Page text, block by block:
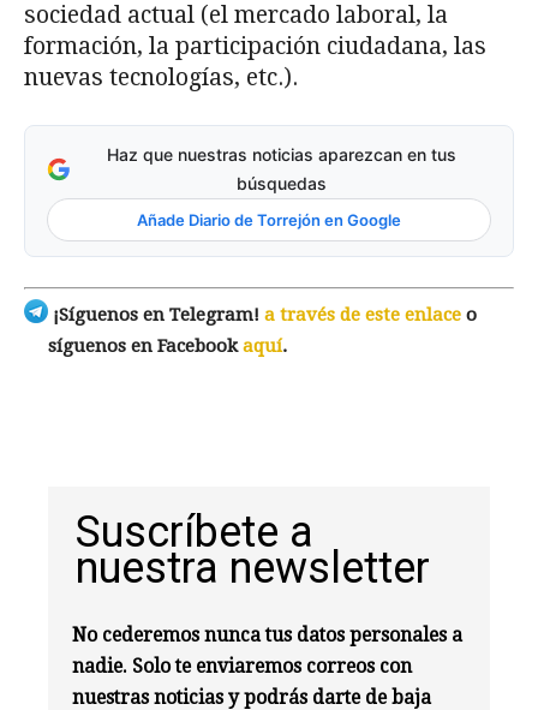
sociedad actual (el mercado laboral, la
formación, la participación ciudadana, las
nuevas tecnologías, etc.).
Haz que nuestras noticias aparezcan en tus
búsquedas
Añade Diario de Torrejón en Google
¡Síguenos en Telegram! a través de este enlace o
síguenos en Facebookaquí.
Suscríbete a
nuestra newsletter
No cederemos nunca tus datos personales a
nadie. Solo te enviaremos correos con
nuestras noticias y podrás darte de baja